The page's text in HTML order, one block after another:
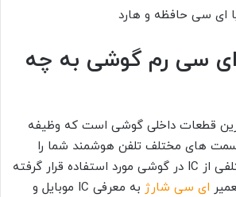
سی رم گوشی به چه
قطعات داخلی گوشی است که وظیفه
های مختلف تلفن هوشمند شما را
برعهده دارد. انواع مختلفی از IC در گوشی مورد استفاده قرار گرفته
ای سی شارژ به معرفی
IC موبایل و